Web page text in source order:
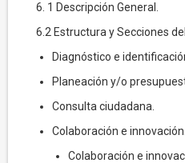
6. 1 Descripción General.
6.2 Estructura y Secciones
Diagnóstico e
Planeación y/o
Consulta ciudadana.
Colaboración e innovación.
Colaboración e